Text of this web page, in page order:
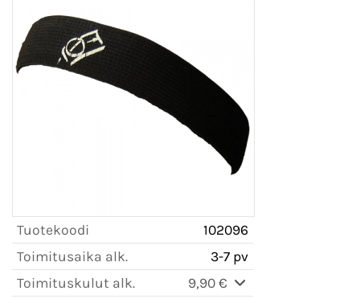
Tuotekoodi
102096
Toimitusaika alk.
3-7 pv
Toimituskulut alk.
9,90 €